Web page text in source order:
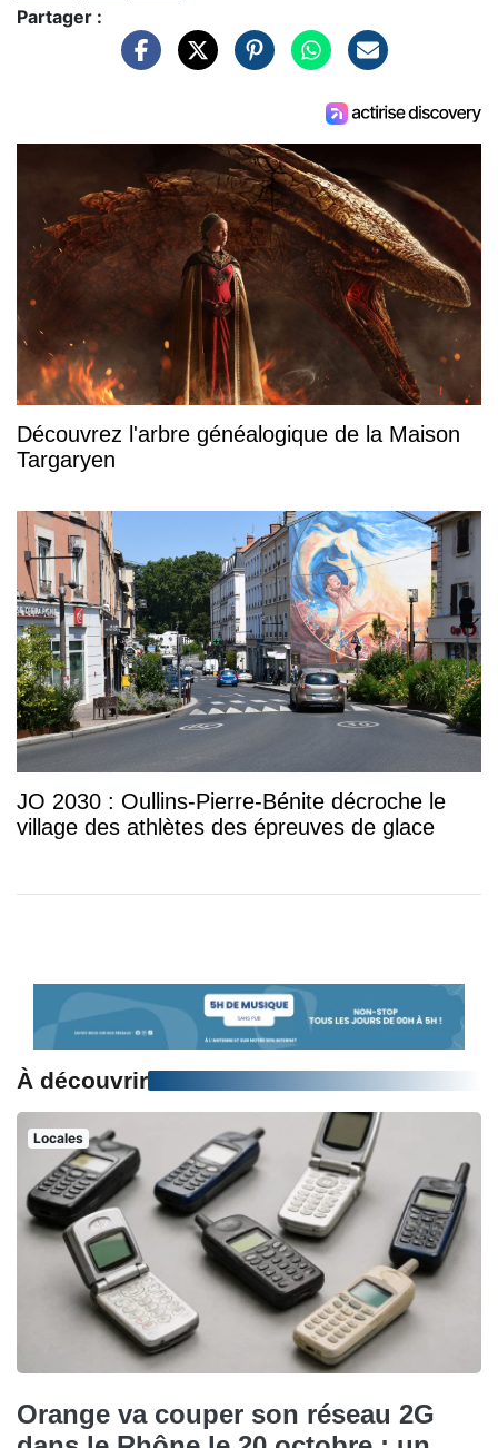
Partager :
Découvrez l'arbre généalogique de la Maison
Targaryen
JO 2030 : Oullins-Pierre-Bénite décroche le
village des athlètes des épreuves de glace
À découvrir
Locales
Orange va couper son réseau 2G